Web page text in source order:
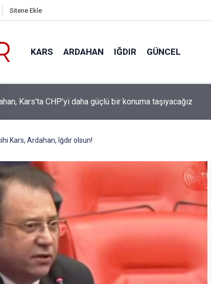
Sitene Ekle
KARS ARDAHAN IĞDIR GÜNCEL
YENİ Parti’nin kurucu il başkanlığı görevine getirildi
Kars, Ardahan, Iğdır olsun!